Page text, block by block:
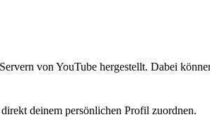
von YouTube hergestellt. Dabei
deinem persönlichen Profil zuordnen.